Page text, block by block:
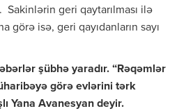
Sakinlərin geri qaytarılması ilə
görə isə, geri qayıdanların sayı
şübhə yaradır. “Rəqəmlər
görə evlərini tərk
Yana Avanesyan deyir.